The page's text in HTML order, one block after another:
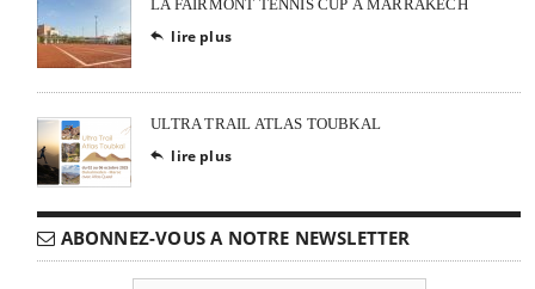
LA FAIRMONT TENNIS CUP À MARRAKECH
 lire plus
ULTRA TRAIL ATLAS TOUBKAL
 lire plus
ABONNEZ-VOUS A NOTRE NEWSLETTER